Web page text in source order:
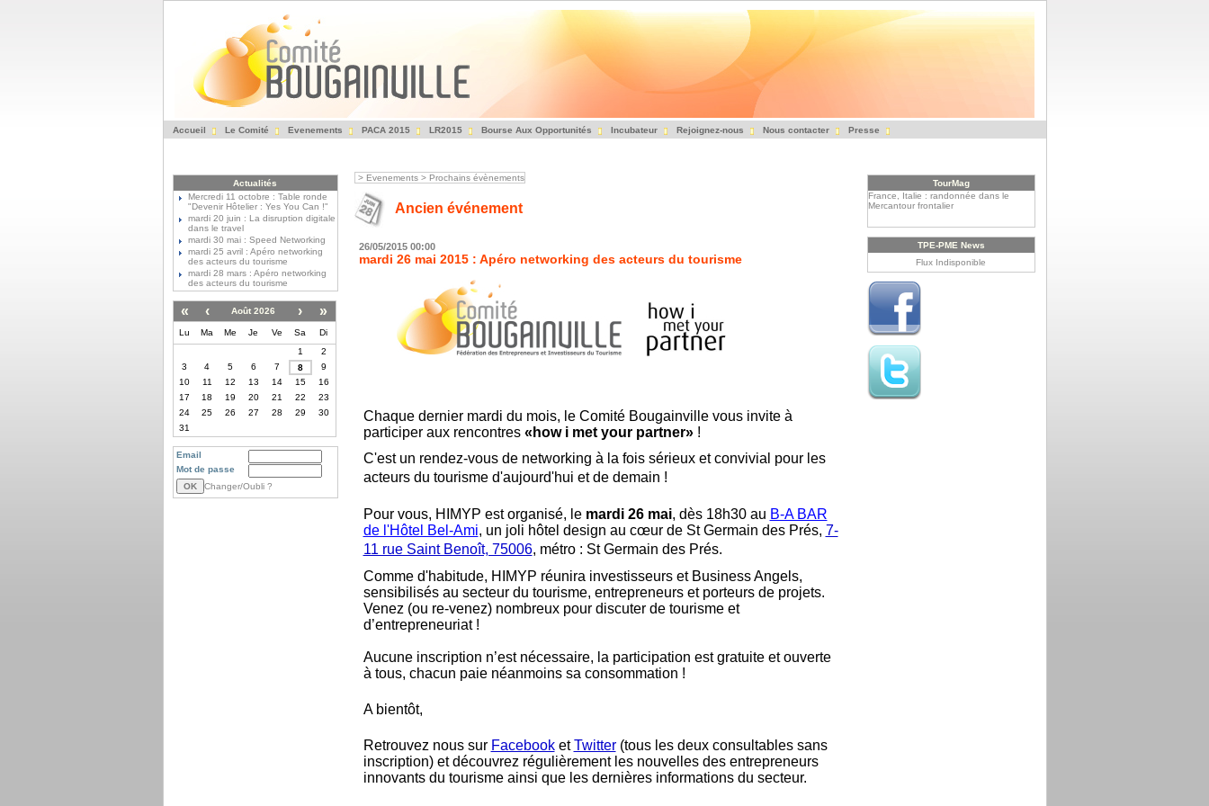
Accueil Le Comité Evenements PACA 2015 LR2015 Bourse Aux Opportunités Incubateur Rejoignez-nous Nous contacter Presse
Actualités
Mercredi 11 octobre : Table ronde
"Devenir Hôtelier : Yes You Can !"
mardi 20 juin : La disruption digitale
dans le travel
mardi 30 mai : Speed Networking
mardi 25 avril : Apéro networking
des acteurs du tourisme
mardi 28 mars : Apéro networking
des acteurs du tourisme
« ‹ Août 2026 › »
Lu Ma Me Je Ve Sa
Di
1
2
3
4 5 6 7 8
9
10
11 12 13 14 15
16
17
18 19 20 21 22
23
24
25 26 27 28 29
30
31
Email
Mot de passe
Changer/Oubli ?
> Evenements> Prochains évènements
Ancien événement
26/05/2015 00:00
mardi 26 mai 2015 : Apéro networking des acteurs du tourisme
Chaque dernier mardi du mois, le Comité Bougainville vous invite à
participer aux rencontres «how i met your partner»!
C'est un rendez-vous de networking à la fois sérieux et convivial pour les
acteurs du tourisme d'aujourd'hui et de demain !
Pour vous, HIMYP est organisé, le mardi 26 mai, dès 18h30 au B-A BAR
de l'Hôtel Bel-Ami, un joli hôtel design au cœur de St Germain des Prés, 7-
11 rue Saint Benoît, 75006, métro : St Germain des Prés.
Comme d'habitude, HIMYP réunira investisseurs et Business Angels,
sensibilisés au secteur du tourisme, entrepreneurs et porteurs de projets.
Venez (ou re-venez) nombreux pour discuter de tourisme et
d’entrepreneuriat !
Aucune inscription n’est nécessaire, la participation est gratuite et ouverte
à tous, chacun paie néanmoins sa consommation !
A bientôt,
Retrouvez nous sur FacebooketTwitter(tous les deux consultables sans
inscription) et découvrez régulièrement les nouvelles des entrepreneurs
innovants du tourisme ainsi que les dernières informations du secteur.
TourMag
France, Italie : randonnée dans le
Mercantour frontalier
TPE-PME News
Flux Indisponible